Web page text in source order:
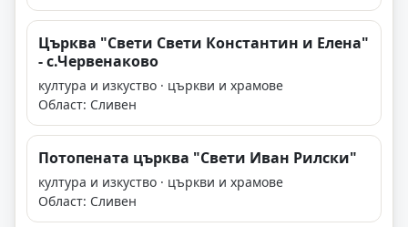
Църква "Свети Свети Константин и Елена"
- с.Червенаково
култура и изкуство · църкви и храмове
Област: Сливен
Потопената църква "Свети Иван Рилски"
култура и изкуство · църкви и храмове
Област: Сливен